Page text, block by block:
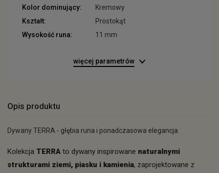
Kolor dominujący:
Kremowy
Kształt:
Prostokąt
Wysokość runa:
11 mm
więcej parametrów
Opis produktu
Dywany TERRA - głębia runa i ponadczasowa elegancja
Kolekcja TERRA to dywany inspirowane naturalnymi
strukturami ziemi, piasku i kamienia, zaprojektowane z